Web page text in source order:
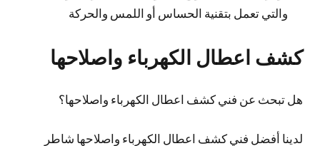
والتي تعمل بتقنية الحساس أو اللمس والحركة
كشف اعطال الكهرباء واصلاحها
هل تبحث عن فني كشف اعطال الكهرباء واصلاحها؟
لدينا أفضل فني كشف اعطال الكهرباء واصلاحها شاطر